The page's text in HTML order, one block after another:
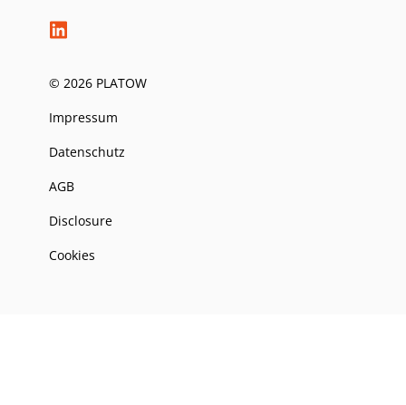
© 2026 PLATOW
Impressum
Datenschutz
AGB
Disclosure
Cookies